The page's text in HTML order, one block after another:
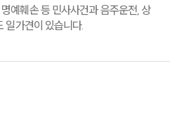
예훼손 등 민사사건과 음주운전, 상
일가견이 있습니다.